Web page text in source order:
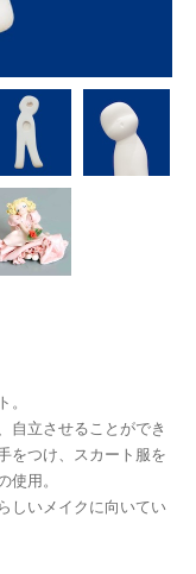
。
自立させることができ
をつけ、スカート服を
使用。
しいメイクに向いてい